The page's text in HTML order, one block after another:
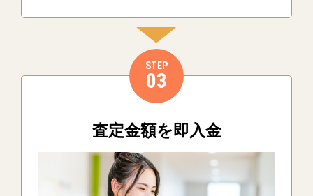
STEP
03
査定金額を即入金